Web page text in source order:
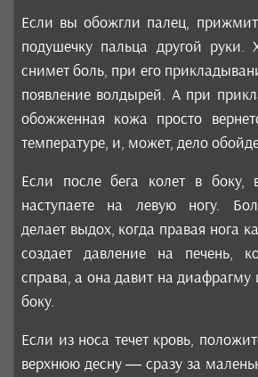
Если вы обожгли палец,
подушечку пальца другой руки.
снимет боль, при его
появление волдырей. А при
обожженная кожа просто
температуре, и, может, дело
Если после бега колет в боку,
наступаете на левую ногу.
делает выдох, когда правая нога
создает давление на печень,
справа, а она давит на диафрагму
боку.
Если из носа течет кровь,
верхнюю десну — сразу за